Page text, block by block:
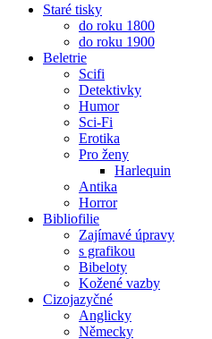
Staré tisky
do roku 1800
do roku 1900
Beletrie
Scifi
Detektivky
Humor
Sci-Fi
Erotika
Pro ženy
Harlequin
Antika
Horror
Bibliofilie
Zajímavé úpravy
s grafikou
Bibeloty
Kožené vazby
Cizojazyčné
Anglicky
Německy